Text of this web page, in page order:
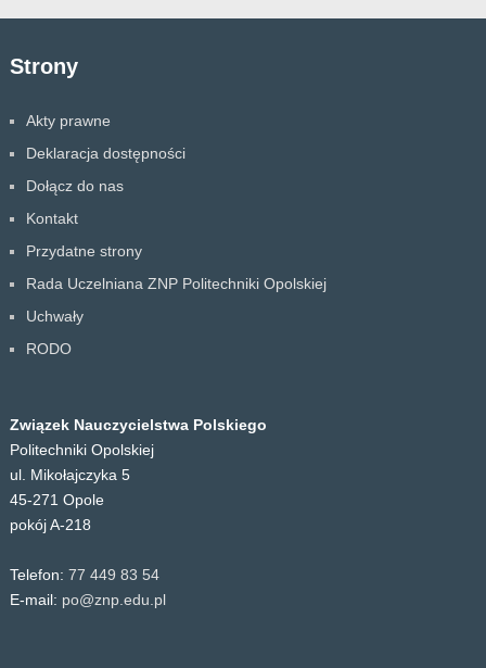
Strony
Akty prawne
Deklaracja dostępności
Dołącz do nas
Kontakt
Przydatne strony
Rada Uczelniana ZNP Politechniki Opolskiej
Uchwały
RODO
Związek Nauczycielstwa Polskiego
Politechniki Opolskiej
ul. Mikołajczyka 5
45-271 Opole
pokój A-218
Telefon: 77 449 83 54
E-mail: po@znp.edu.pl